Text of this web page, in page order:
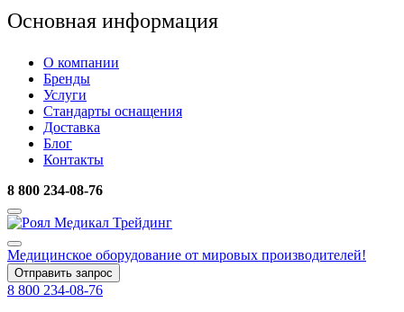
Основная информация
О компании
Бренды
Услуги
Стандарты оснащения
Доставка
Блог
Контакты
8 800 234-08-76
Медицинское оборудование от мировых производителей!
Отправить запрос
8 800 234-08-76